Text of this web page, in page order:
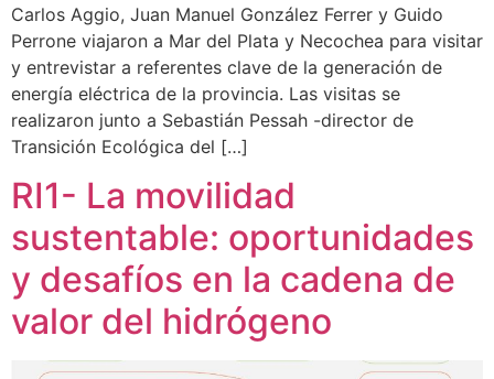
Carlos Aggio, Juan Manuel González Ferrer y Guido
Perrone viajaron a Mar del Plata y Necochea para visitar
y entrevistar a referentes clave de la generación de
energía eléctrica de la provincia. Las visitas se
realizaron junto a Sebastián Pessah -director de
Transición Ecológica del […]
RI1- La movilidad
sustentable: oportunidades
y desafíos en la cadena de
valor del hidrógeno